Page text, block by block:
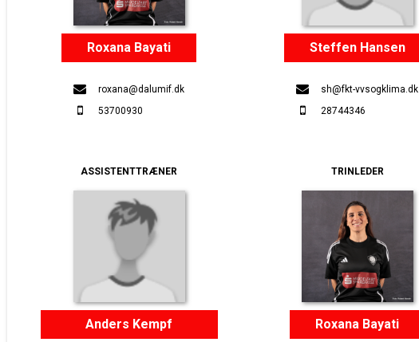
Roxana Bayati
roxana@dalumif.dk
53700930
Steffen Hansen
sh@fkt-vvsogklima.dk
28744346
ASSISTENTTRÆNER
Anders Kempf
TRINLEDER
Roxana Bayati